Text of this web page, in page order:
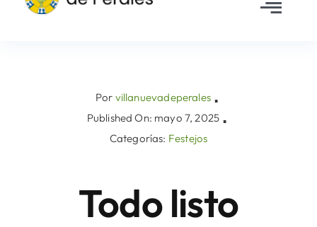
AyuntamientoPor villanuevadeperales ▪
Published On: mayo 7, 2025 ▪
Categorías: Festejos
Todo listo